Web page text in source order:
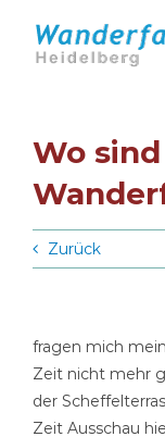
Inhalt
springen
Wo
Zurück
fragen mich
Zeit nicht mehr
der
Zeit Ausschau